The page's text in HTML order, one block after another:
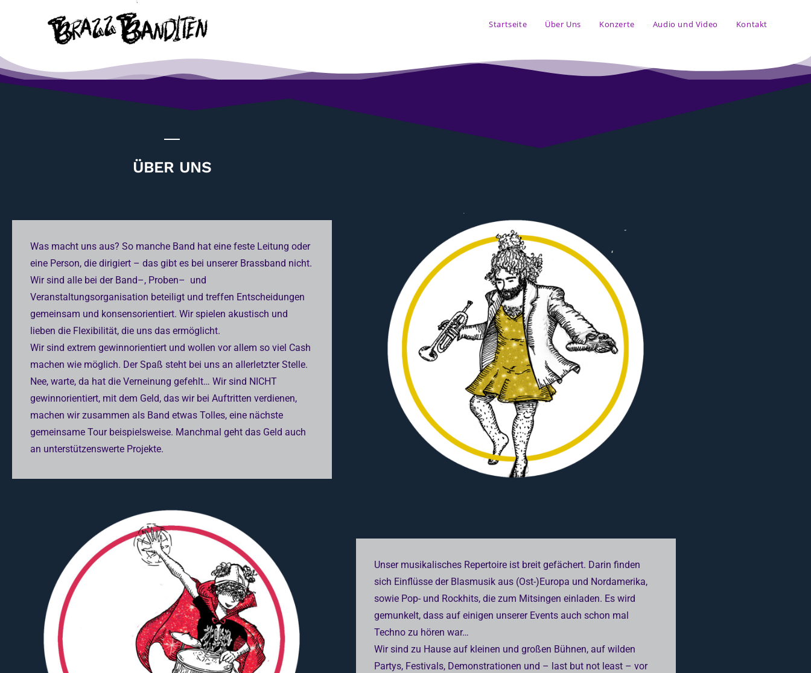
Startseite Über Uns Konzerte Audio und Video Kontakt
ÜBER UNS
Was macht uns aus? So manche Band hat eine feste Leitung oder
eine Person, die dirigiert – das gibt es bei unserer Brassband nicht.
Wir sind alle bei der Band–, Proben– und
Veranstaltungsorganisation beteiligt und treffen Entscheidungen
gemeinsam und konsensorientiert. Wir spielen akustisch und
lieben die Flexibilität, die uns das ermöglicht.
Wir sind extrem gewinnorientiert und wollen vor allem so viel Cash
machen wie möglich. Der Spaß steht bei uns an allerletzter Stelle.
Nee, warte, da hat die Verneinung gefehlt… Wir sind NICHT
gewinnorientiert, mit dem Geld, das wir bei Auftritten verdienen,
machen wir zusammen als Band etwas Tolles, eine nächste
gemeinsame Tour beispielsweise. Manchmal geht das Geld auch
an unterstützenswerte Projekte.
Unser musikalisches Repertoire ist breit gefächert. Darin finden
sich Einflüsse der Blasmusik aus (Ost-)Europa und Nordamerika,
sowie Pop- und Rockhits, die zum Mitsingen einladen. Es wird
gemunkelt, dass auf einigen unserer Events auch schon mal
Techno zu hören war…
Wir sind zu Hause auf kleinen und großen Bühnen, auf wilden
Partys, Festivals, Demonstrationen und – last but not least – vor